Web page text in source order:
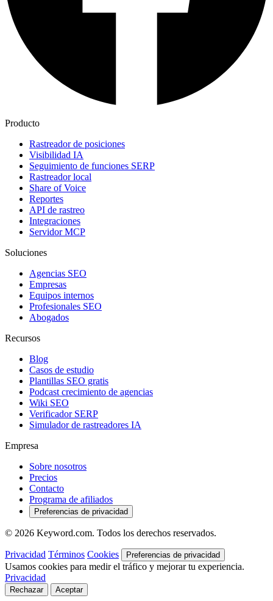
Producto
Rastreador de posiciones
Visibilidad IA
Seguimiento de funciones SERP
Rastreador local
Share of Voice
Reportes
API de rastreo
Integraciones
Servidor MCP
Soluciones
Agencias SEO
Empresas
Equipos internos
Profesionales SEO
Abogados
Recursos
Blog
Casos de estudio
Plantillas SEO gratis
Podcast crecimiento de agencias
Wiki SEO
Verificador SERP
Simulador de rastreadores IA
Empresa
Sobre nosotros
Precios
Contacto
Programa de afiliados
Preferencias de privacidad
© 2026 Keyword.com. Todos los derechos reservados.
Privacidad Términos Cookies Preferencias de privacidad
Usamos cookies para medir el tráfico y mejorar tu experiencia.
Privacidad
Rechazar Aceptar